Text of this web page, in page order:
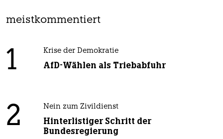
meistkommentiert
1 Krise der Demokratie
AfD-Wählen als Triebabfuhr
2 Nein zum Zivildienst
Hinterlistiger Schritt der
Bundesregierung